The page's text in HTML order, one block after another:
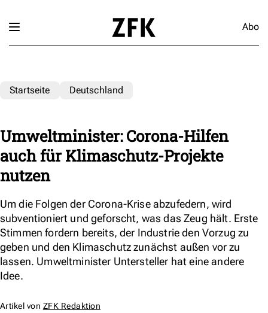
Abo
Startseite Deutschland
Umweltminister: Corona-Hilfen
auch für Klimaschutz-Projekte
nutzen
Um die Folgen der Corona-Krise abzufedern, wird
subventioniert und geforscht, was das Zeug hält. Erste
Stimmen fordern bereits, der Industrie den Vorzug zu
geben und den Klimaschutz zunächst außen vor zu
lassen. Umweltminister Untersteller hat eine andere
Idee.
Artikel von ZFK Redaktion